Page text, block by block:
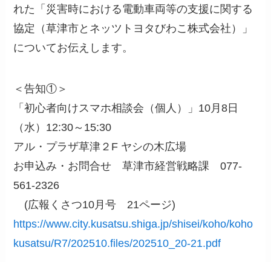
れた「災害時における電動車両等の支援に関する
協定（草津市とネッツトヨタびわこ株式会社）」
についてお伝えします。
＜告知①＞
「初心者向けスマホ相談会（個人）」10月8日
（水）12:30～15:30
アル・プラザ草津２F ヤシの木広場
お申込み・お問合せ 草津市経営戦略課 077‐
561‐2326
(広報くさつ10月号 21ページ)
https://www.city.kusatsu.shiga.jp/shisei/koho/koho
kusatsu/R7/202510.files/202510_20-21.pdf